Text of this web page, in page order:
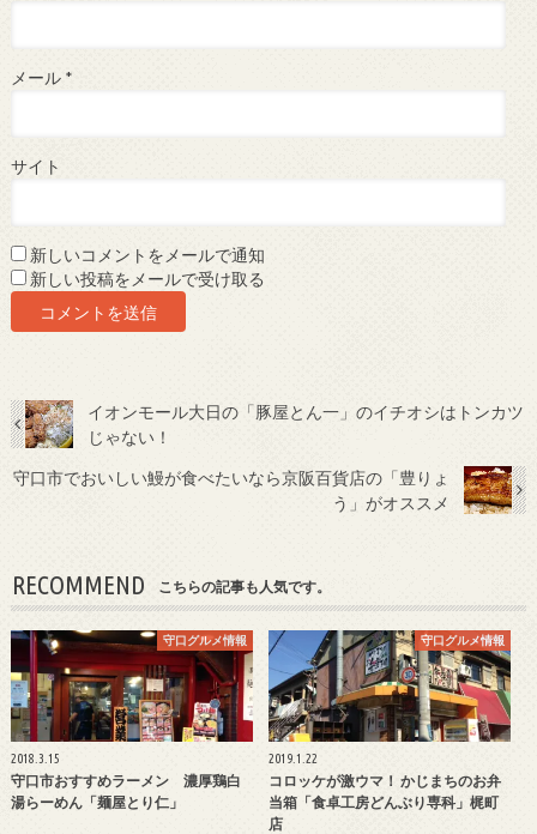
メール *
サイト
新しいコメントをメールで通知
新しい投稿をメールで受け取る
イオンモール大日の「豚屋とん一」のイチオシはトンカツ
じゃない！
守口市でおいしい鰻が食べたいなら京阪百貨店の「豊りょ
う」がオススメ
RECOMMEND こちらの記事も人気です。
守口グルメ情報
2018.3.15
守口市おすすめラーメン 濃厚鶏白
湯らーめん「麺屋とり仁」
守口グルメ情報
2019.1.22
コロッケが激ウマ！ かじまちのお弁
当箱「食卓工房どんぶり専科」梶町
店